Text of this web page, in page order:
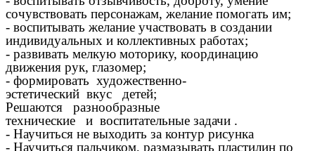
сочувствовать персонажам, желание помогать им;
- воспитывать желание участвовать в создании
индивидуальных и коллективных работах;
- развивать мелкую моторику, координацию
движения рук, глазомер;
- формировать художественно-
эстетический вкус детей;
Решаются разнообразные
технические и воспитательные задачи .
- Научиться не выходить за контур рисунка
- Научиться пальчиком, размазывать пластилин по